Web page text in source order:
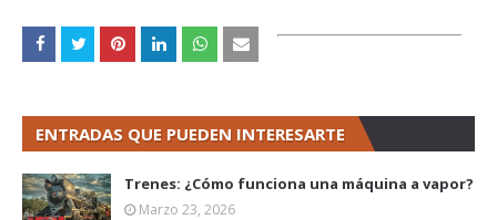
ENTRADAS QUE PUEDEN INTERESARTE
Trenes: ¿Cómo funciona una máquina a vapor?
Marzo 23, 2026